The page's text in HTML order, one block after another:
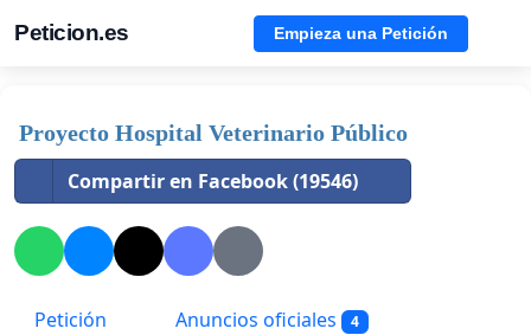
Peticion.es Empieza una Petición
Proyecto Hospital Veterinario Público
Compartir en Facebook (19546)
Petición Anuncios oficiales 4